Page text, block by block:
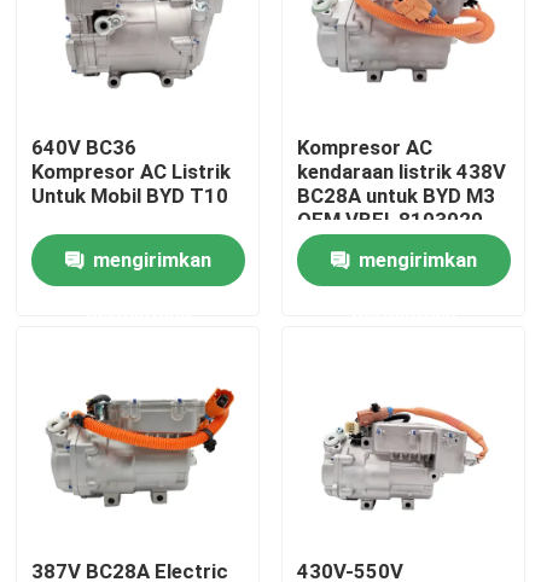
Video
Tur Pabrik
Kontrol kualitas
Kasus
Quote request suatu
Kompresor AC EV Mobil
640V BC36
Kompresor AC Listrik
Untuk Mobil BYD T10
mengirimkan
Kompresor AC
kendaraan listrik 438V
BC28A untuk BYD M3
OEM VBEI-8103020
mengirimkan
387V BC28A Electric 430V-550V